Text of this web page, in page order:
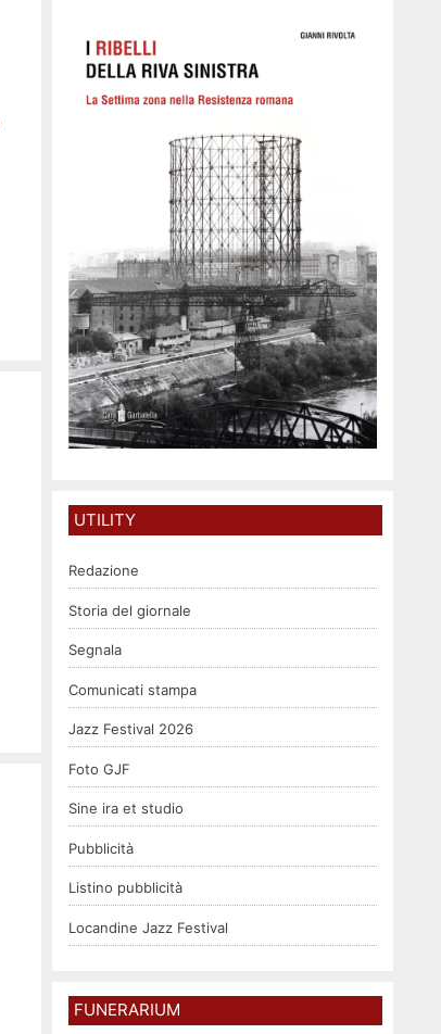
UTILITY
Redazione
Storia del giornale
Segnala
Comunicati stampa
Jazz Festival 2026
Foto GJF
Sine ira et studio
Pubblicità
Listino pubblicità
Locandine Jazz Festival
FUNERARIUM